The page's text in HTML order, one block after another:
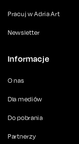
Pracuj w Adria Art
Newsletter
Informacje
O nas
Dla mediów
Do pobrania
Partnerzy